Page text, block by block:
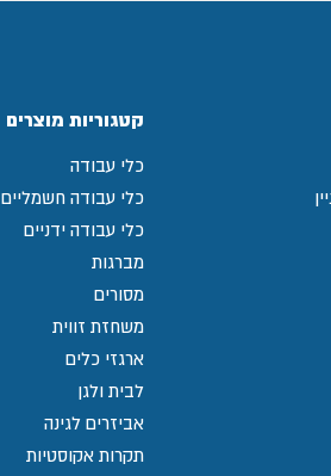
קטגוריות מוצרים
כלי עבודה
כלי עבודה חשמליים
כלי עבודה ידניים
מברגות
מסורים
משחזת זווית
ארגזי כלים
לבית ולגן
אביזרים לגינה
תקרות אקוסטיות